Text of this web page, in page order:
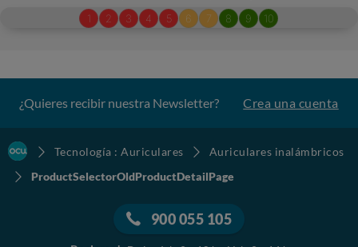
¿Quieres recibir nuestra Newsletter? Crea una cuenta
Tecnología : Auriculares
Auriculares inalámbricos
ProductSelectorOldProductDetailPage
900 055 105